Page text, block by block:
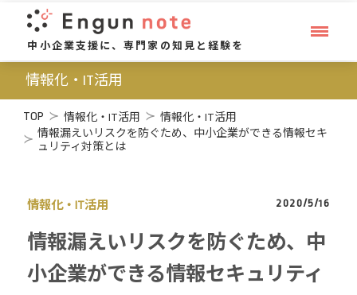
中小企業支援に、専門家の知見と経験を
情報化・IT活用
TOP 情報化・IT活用
情報化・IT活用
情報漏えいリスクを防ぐため、中小企業ができる情報セキ
ュリティ対策とは
情報化・IT活用 2020/5/16
情報漏えいリスクを防ぐため、中
小企業ができる情報セキュリティ